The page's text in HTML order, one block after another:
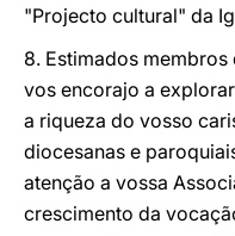
"Projecto cultural" da
8. Estimados
vos encorajo a
a riqueza do vosso
diocesanas e
atenção a vossa
crescimento da